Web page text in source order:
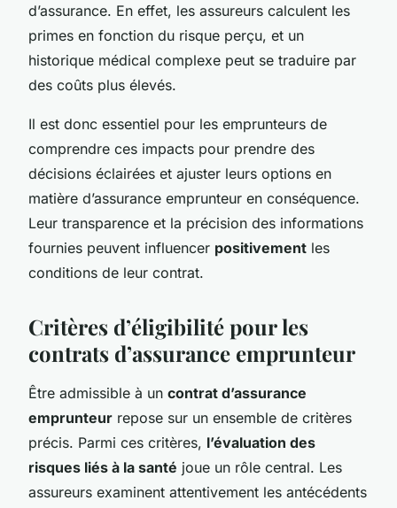
d’assurance. En effet, les assureurs calculent les
primes en fonction du risque perçu, et un
historique médical complexe peut se traduire par
des coûts plus élevés.
Il est donc essentiel pour les emprunteurs de
comprendre ces impacts pour prendre des
décisions éclairées et ajuster leurs options en
matière d’assurance emprunteur en conséquence.
Leur transparence et la précision des informations
fournies peuvent influencer positivement les
conditions de leur contrat.
Critères d’éligibilité pour les
contrats d’assurance emprunteur
Être admissible à un contrat d’assurance
emprunteur repose sur un ensemble de critères
précis. Parmi ces critères, l’évaluation des
risques liés à la santé joue un rôle central. Les
assureurs examinent attentivement les antécédents